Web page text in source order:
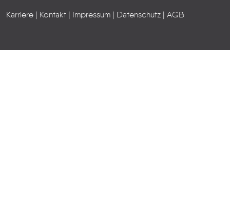
Karriere Kontakt Impressum Datenschutz AGB